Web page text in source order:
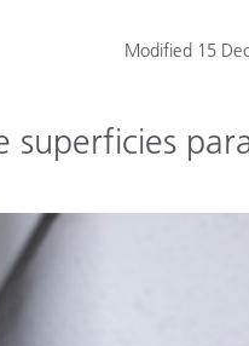
Food
Papel
Modified 15
superficies